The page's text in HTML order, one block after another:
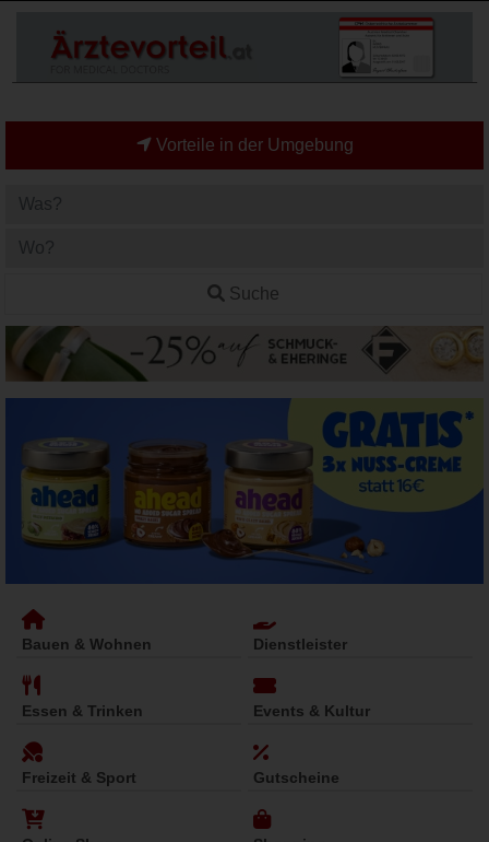
Vorteile in der Umgebung
Suche
Bauen & Wohnen Dienstleister
Essen & Trinken Events & Kultur
Freizeit & Sport Gutscheine